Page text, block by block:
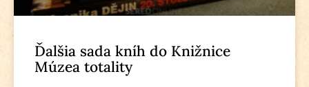
Ďalšia sada kníh do Knižnice
Múzea totality